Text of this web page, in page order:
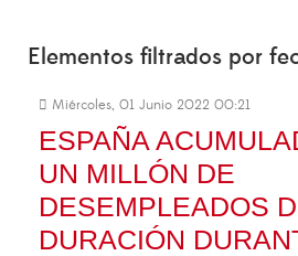
Elementos filtrados por
Miércoles, 01 Junio 2022 00:21
ESPAÑA
UN MILLÓN DE
DESEMPLEADOS
DURACIÓN